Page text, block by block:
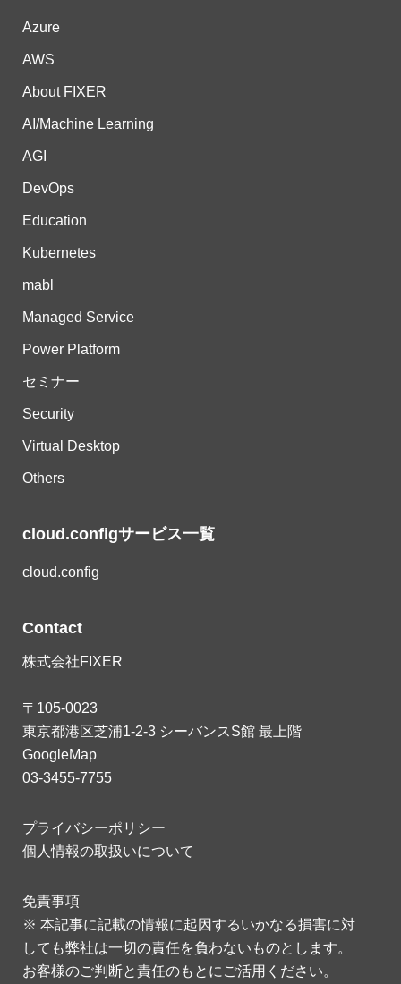
Azure
AWS
About FIXER
AI/Machine Learning
AGI
DevOps
Education
Kubernetes
mabl
Managed Service
Power Platform
セミナー
Security
Virtual Desktop
Others
cloud.configサービス一覧
cloud.config
Contact
株式会社FIXER
〒105-0023
東京都港区芝浦1-2-3 シーバンスS館 最上階
GoogleMap
03-3455-7755
プライバシーポリシー
個人情報の取扱いについて
免責事項
※ 本記事に記載の情報に起因するいかなる損害に対
しても弊社は一切の責任を負わないものとします。
お客様のご判断と責任のもとにご活用ください。